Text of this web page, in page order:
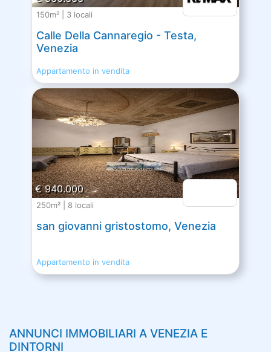
150m² | 3 locali
Calle Della Cannaregio - Testa,
Venezia
Appartamento in vendita
€ 940.000
250m² | 8 locali
san giovanni gristostomo, Venezia
Appartamento in vendita
ANNUNCI IMMOBILIARI A VENEZIA E
DINTORNI